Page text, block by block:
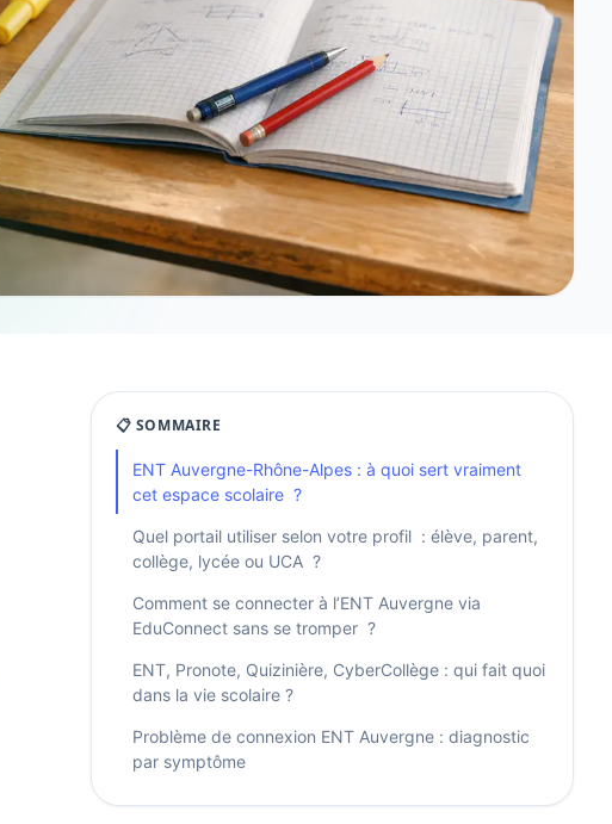
📋 SOMMAIRE
ENT Auvergne-Rhône-Alpes : à quoi sert vraiment
cet espace scolaire ?
Quel portail utiliser selon votre profil : élève, parent,
collège, lycée ou UCA ?
Comment se connecter à l’ENT Auvergne via
EduConnect sans se tromper ?
ENT, Pronote, Quizinière, CyberCollège : qui fait quoi
dans la vie scolaire ?
Problème de connexion ENT Auvergne : diagnostic
par symptôme